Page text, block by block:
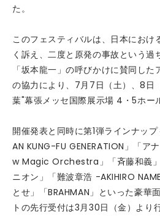
た。
このフェスティバルは、日本におけ
く訴え、二度と原発の事故という過
「坂本龍一」の呼びかけに賛同し
の協力により、7月7日（土）、8日
葉"幕張メッセ国際展示場 4・5ホー
開催発表と同時に第1弾ラインナッ
AN KUNG-FU GENERATION」「ア
w Magic Orchestra」「斉藤和義
ニオン」「難波章浩 -AKIHIRO
とせ」「BRAHMAN」といった豪華
トの先行受付は3月30日（金）より